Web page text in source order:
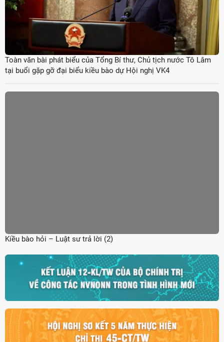
Toàn văn bài phát biểu của Tổng Bí thư, Chủ tịch nước Tô Lâm
tại buổi gặp gỡ đại biểu kiều bào dự Hội nghị VK4
Kiều bào hỏi – Luật sư trả lời (2)